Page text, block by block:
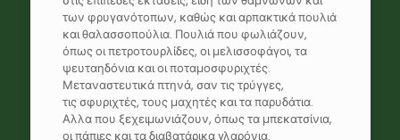
των φρυγανότοπων, καθώς και αρπακτικά πουλιά
και θαλασσοπούλια. Πουλιά που φωλιάζουν,
όπως οι πετροτουρλίδες, οι μελισσοφάγοι, τα
ψευταηδόνια και οι ποταμοσφυριχτές.
Μεταναστευτικά πτηνά, σαν τις τρύγγες,
τις σφυριχτές, τους μαχητές και τα παρυδάτια.
Αλλα που ξεχειμωνιάζουν, όπως τα μπεκατσίνια,
οι πάπιες και τα διαβατάρικα γλαρόνια.